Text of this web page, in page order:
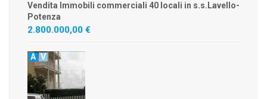
Vendita Immobili commerciali 40 locali in s.s.Lavello-
Potenza
2.800.000,00 €
A V